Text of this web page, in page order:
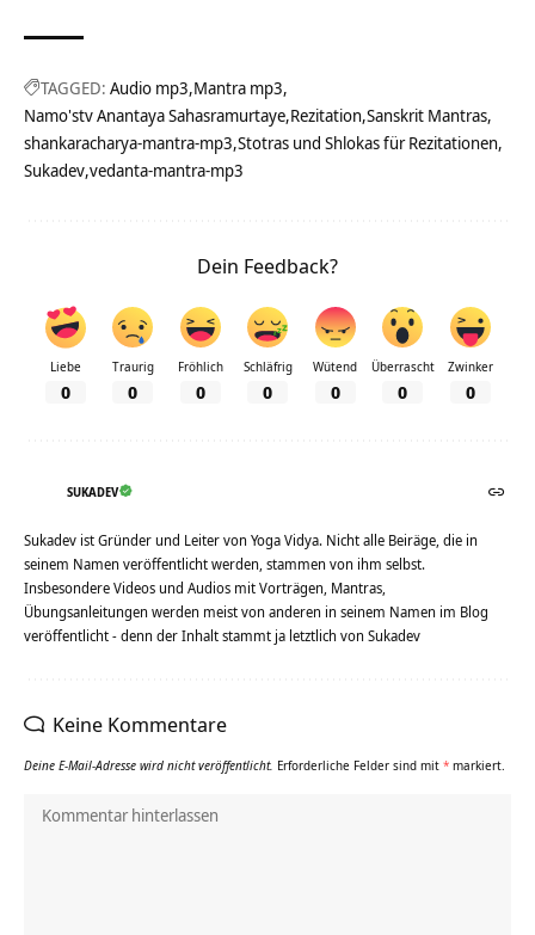
TAGGED: Audio mp3 Mantra mp3
Namo'stv Anantaya Sahasramurtaye Rezitation Sanskrit Mantras
shankaracharya-mantra-mp3 Stotras und Shlokas für Rezitationen
Sukadev vedanta-mantra-mp3
Dein Feedback?
Liebe
0
Traurig
0
Fröhlich
0
Schläfrig
0
Wütend
0
Überrascht
0
Zwinker
0
SUKADEV
Sukadev ist Gründer und Leiter von Yoga Vidya. Nicht alle Beiräge, die in
seinem Namen veröffentlicht werden, stammen von ihm selbst.
Insbesondere Videos und Audios mit Vorträgen, Mantras,
Übungsanleitungen werden meist von anderen in seinem Namen im Blog
veröffentlicht - denn der Inhalt stammt ja letztlich von Sukadev
Keine Kommentare
Deine E-Mail-Adresse wird nicht veröffentlicht. Erforderliche Felder sind mit * markiert.